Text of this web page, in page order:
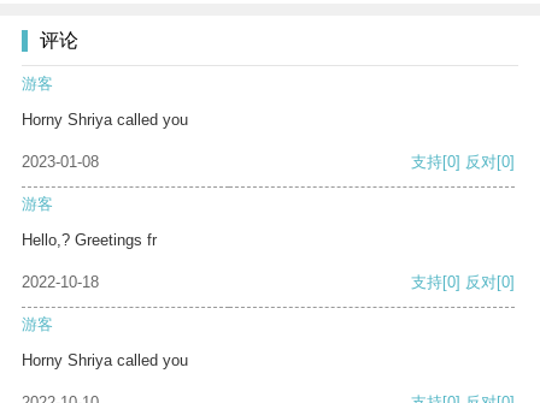
评论
游客
Horny Shriya called you
2023-01-08 支持[0] 反对[0]
游客
Hello,? Greetings fr
2022-10-18 支持[0] 反对[0]
游客
Horny Shriya called you